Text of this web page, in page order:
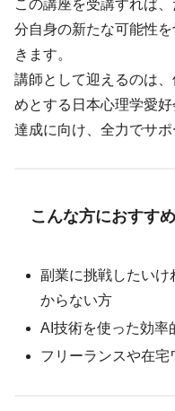
この講座を受講すれば
分自身の新たな可能性
きます。
講師として迎えるのは
めとする日本心理学愛
達成に向け、全力でサポ
こんな方におすすめ
副業に挑戦したいけ
からない方
AI技術を使った効率
フリーランスや在